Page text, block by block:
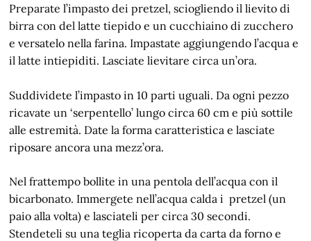
Preparate l’impasto dei pretzel, sciogliendo il lievito di
birra con del latte tiepido e un cucchiaino di zucchero
e versatelo nella farina. Impastate aggiungendo l’acqua e
il latte intiepiditi. Lasciate lievitare circa un’ora.
Suddividete l’impasto in 10 parti uguali. Da ogni pezzo
ricavate un ‘serpentello’ lungo circa 60 cm e più sottile
alle estremità. Date la forma caratteristica e lasciate
riposare ancora una mezz’ora.
Nel frattempo bollite in una pentola dell’acqua con il
bicarbonato. Immergete nell’acqua calda i pretzel (un
paio alla volta) e lasciateli per circa 30 secondi.
Stendeteli su una teglia ricoperta da carta da forno e